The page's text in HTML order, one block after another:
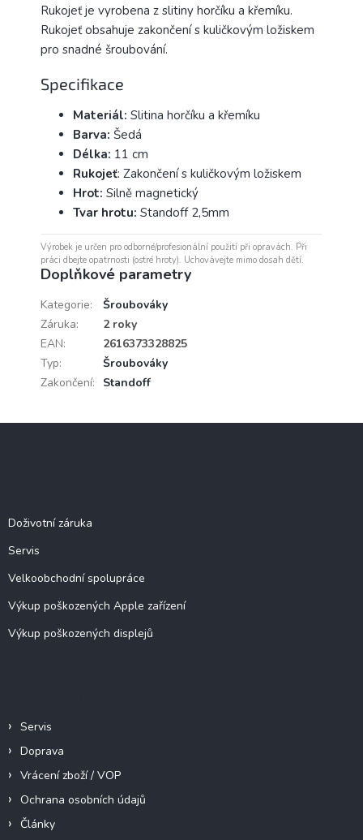
Rukojeť je vyrobena z slitiny horčíku a křemíku.
Rukojeť obsahuje zakončení s kuličkovým ložiskem
pro snadné šroubování.
Specifikace
Materiál: Slitina horčíku a křemíku
Barva: Šedá
Délka: 11 cm
Rukojeť: Zakončení s kuličkovým ložiskem
Hrot: Silně magnetický
Tvar hrotu: Standoff 2,5mm
Výrobek je určen pro odborné/profesionální použití při opravách. Při
práci dbejte opatrnosti (ostré hroty). Uchovávejte mimo dosah dětí.
Doplňkové parametry
Kategorie:
Šroubováky
Záruka:
2 roky
EAN:
2616373328825
Typ:
Šroubováky
Zakončení: Standoff
Doživotní záruka
Servis
Velkoobchodní spolupráce
Výkup poškozených Apple zařízení
Výkup poškozených displejů
Servis
Doprava
Vrácení zboží / VOP
Ochrana osobních údajů
Články